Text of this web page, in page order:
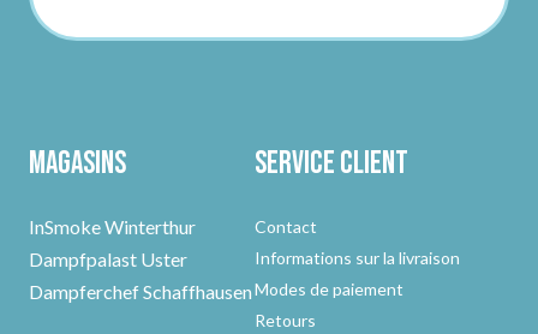
Magasins
InSmoke Winterthur
Dampfpalast Uster
Dampferchef Schaffhausen
Service client
Contact
Informations sur la livraison
Modes de paiement
Retours